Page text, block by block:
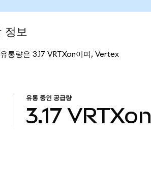
보
통량은 3.17 VRTXon이며, Vertex
유통 중인 공급량
3.17 VRTXon